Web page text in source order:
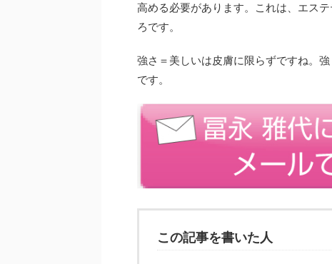
高める必要があります。これは、エス
ろです。
強さ＝美しいは皮膚に限らずですね。
です。
この記事を書いた人